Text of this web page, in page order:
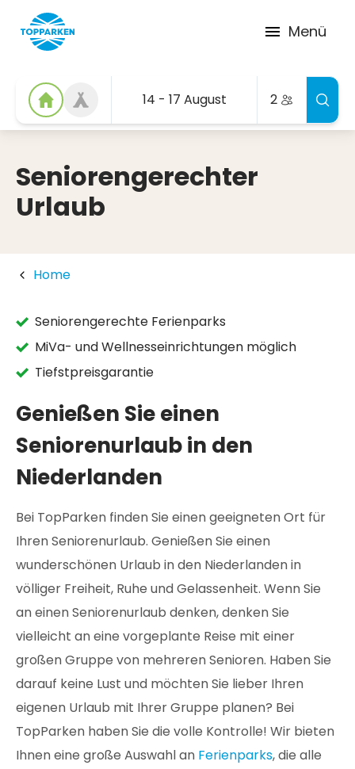
Menü
14 - 17 August 2
Seniorengerechter
Urlaub
Home
Seniorengerechte Ferienparks
MiVa- und Wellnesseinrichtungen möglich
Tiefstpreisgarantie
Genießen Sie einen
Seniorenurlaub in den
Niederlanden
Bei TopParken finden Sie einen geeigneten Ort für
Ihren Seniorenurlaub. Genießen Sie einen
wunderschönen Urlaub in den Niederlanden in
völliger Freiheit, Ruhe und Gelassenheit. Wenn Sie
an einen Seniorenurlaub denken, denken Sie
vielleicht an eine vorgeplante Reise mit einer
großen Gruppe von mehreren Senioren. Haben Sie
darauf keine Lust und möchten Sie lieber Ihren
eigenen Urlaub mit Ihrer Gruppe planen? Bei
TopParken haben Sie die volle Kontrolle! Wir bieten
Ihnen eine große Auswahl an Ferienparks, die alle